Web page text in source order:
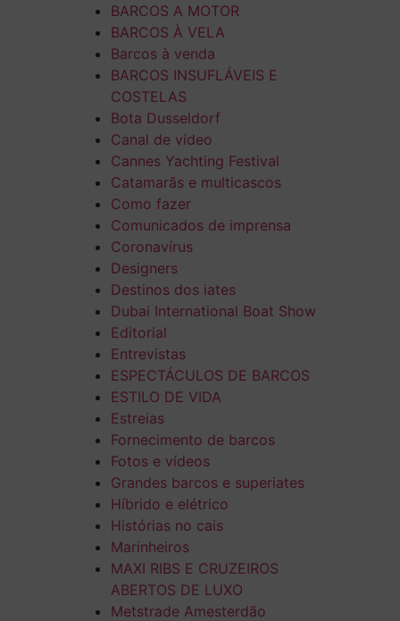
BARCOS A MOTOR
BARCOS À VELA
Barcos à venda
BARCOS INSUFLÁVEIS E
COSTELAS
Bota Dusseldorf
Canal de vídeo
Cannes Yachting Festival
Catamarãs e multicascos
Como fazer
Comunicados de imprensa
Coronavírus
Designers
Destinos dos iates
Dubai International Boat Show
Editorial
Entrevistas
ESPECTÁCULOS DE BARCOS
ESTILO DE VIDA
Estreias
Fornecimento de barcos
Fotos e vídeos
Grandes barcos e superiates
Híbrido e elétrico
Histórias no cais
Marinheiros
MAXI RIBS E CRUZEIROS
ABERTOS DE LUXO
Metstrade Amesterdão